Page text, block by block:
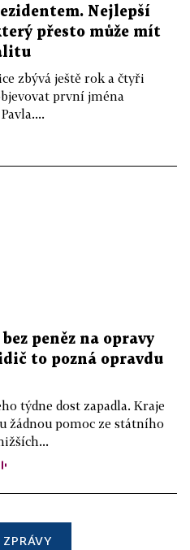
Nejlepší
přesto může mít
zbývá ještě rok a čtyři
první jména
peněz na opravy
to pozná opravdu
týdne dost zapadla. Kraje
žádnou pomoc ze státního
ZPRÁVY